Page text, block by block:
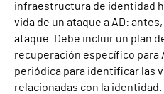
infraestructura de identidad
vida de un ataque a AD:
ataque. Debe incluir un plan
recuperación específico para
periódica para identificar las
relacionadas con la